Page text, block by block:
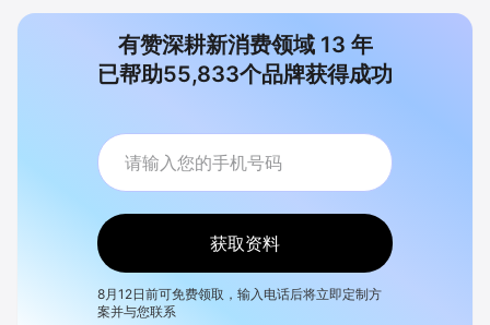
有赞深耕新消费领域 13 年
已帮助55,833个品牌获得成功
获取资料
8月12日前可免费领取，输入电话后将立即定制方
案并与您联系